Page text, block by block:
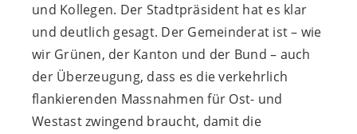
und Kollegen. Der Stadtpräsident hat es klar
und deutlich gesagt. Der Gemeinderat ist – wie
wir Grünen, der Kanton und der Bund – auch
der Überzeugung, dass es die verkehrlich
flankierenden Massnahmen für Ost- und
Westast zwingend braucht, damit die